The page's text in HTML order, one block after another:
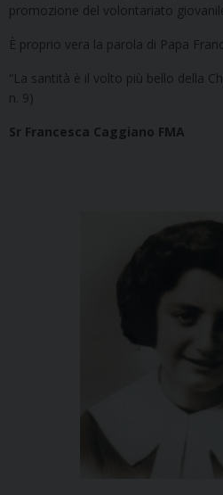
promozione del volontariato
È proprio vera la parola di Papa
“La santità è il volto più bello della
n. 9)
Sr Francesca Caggiano FMA